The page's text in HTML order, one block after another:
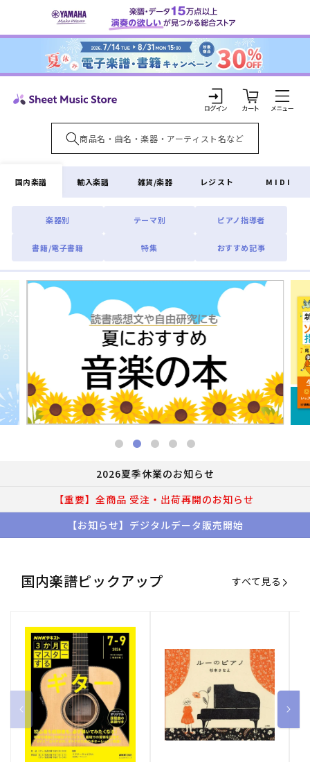
ンツに
ロ
グ
イ
ン
カ
ー
ト
国内楽譜
楽器別 テーマ別 ピアノ指導者
書籍/電子書籍 特集 おすすめ記事
輸入楽譜 雑貨/楽器 レジスト MIDI
2026夏季休業のお知らせ
【重要】全商品 受注・出荷再開のお知らせ
【お知らせ】デジタルデータ販売開始
国内楽譜ピックアップ すべて見る